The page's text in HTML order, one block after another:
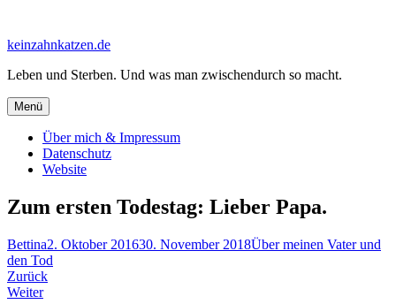
springen
keinzahnkatzen.de
Leben und Sterben. Und was man zwischendurch so macht.
Menü
Über mich & Impressum
Datenschutz
Website
Zum ersten Todestag: Lieber Papa.
Bettina2. Oktober 201630. November 2018Über meinen Vater und
den Tod
Beitragsnavigation
Zurück
Weiter